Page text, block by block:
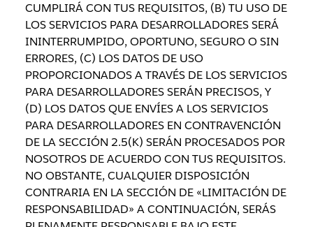
CUMPLIRÁ CON TUS REQUISITOS, (B) TU USO DE
LOS SERVICIOS PARA DESARROLLADORES SERÁ
ININTERRUMPIDO, OPORTUNO, SEGURO O SIN
ERRORES, (C) LOS DATOS DE USO
PROPORCIONADOS A TRAVÉS DE LOS SERVICIOS
PARA DESARROLLADORES SERÁN PRECISOS, Y
(D) LOS DATOS QUE ENVÍES A LOS SERVICIOS
PARA DESARROLLADORES EN CONTRAVENCIÓN
DE LA SECCIÓN 2.5(K) SERÁN PROCESADOS POR
NOSOTROS DE ACUERDO CON TUS REQUISITOS.
NO OBSTANTE, CUALQUIER DISPOSICIÓN
CONTRARIA EN LA SECCIÓN DE «LIMITACIÓN DE
RESPONSABILIDAD» A CONTINUACIÓN, SERÁS